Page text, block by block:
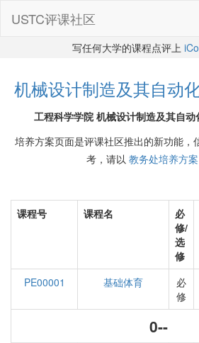
USTC评课社区
写任何大学的课程点评上
机械设计制造及其自动
工程科学学院 机械设计制造及其自
培养方案页面是评课社区推出的新功能，
考，请以 教务处培养方案
课程号 课程名
必
修/
选
修
PE00001
基础体育
必
修
0--